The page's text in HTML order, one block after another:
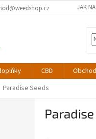
JAK
CBD
Paradise Seeds